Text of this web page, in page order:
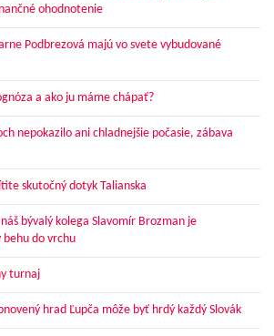
ohodnotenie
Podbrezová majú vo svete vybudované
a ako ju máme chápať?
nepokazilo ani chladnejšie počasie, zábava
skutočný dotyk Talianska
bývalý kolega Slavomír Brozman je
do vrchu
turnaj
hrad Ľupča môže byť hrdý každý Slovák